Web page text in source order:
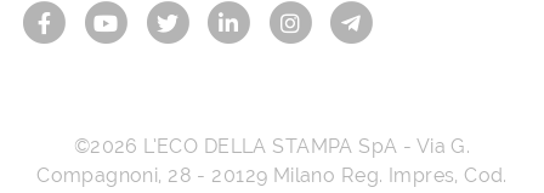
©2026 L’ECO DELLA STAMPA SpA - Via G.
Compagnoni, 28 - 20129 Milano Reg. Impres, Cod.